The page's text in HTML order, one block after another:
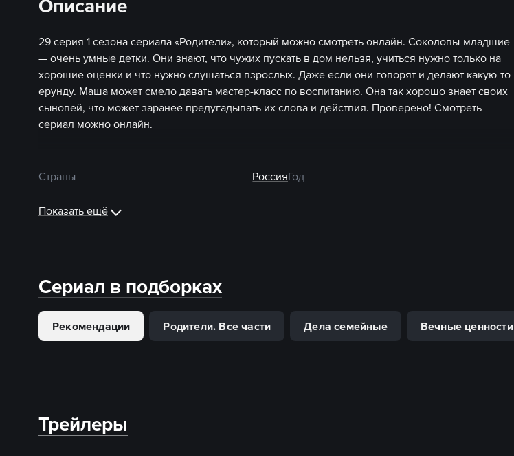
Описание
29 серия 1 сезона сериала «Родители», который можно смотреть онлайн. Соколовы-младшие
— очень умные детки. Они знают, что чужих пускать в дом нельзя, учиться нужно только на
хорошие оценки и что нужно слушаться взрослых. Даже если они говорят и делают какую-то
ерунду. Маша может смело давать мастер-класс по воспитанию. Она так хорошо знает своих
сыновей, что может заранее предугадывать их слова и действия. Проверено! Смотреть
сериал можно онлайн.
Страны РоссияГод
Показать ещё
Сериал в подборках
Рекомендации Родители. Все части Дела семейные Вечные ценности
Трейлеры